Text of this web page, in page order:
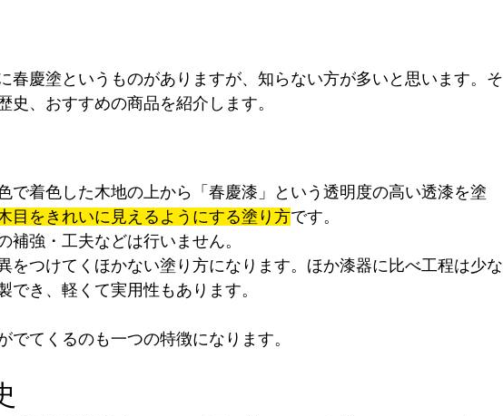
春慶塗というものがありますが、知らない方が多いと思います。そ
史、おすすめの商品を紹介します。
で着色した木地の上から「春慶漆」という透明度の高い透漆を塗
目をきれいに見えるようにする塗り方です。
補強・工夫などは行いません。
をつけてくほかない塗り方になります。ほか漆器に比べ工程は少な
でき、軽くて実用性もあります。
でてくるのも一つの特徴になります。